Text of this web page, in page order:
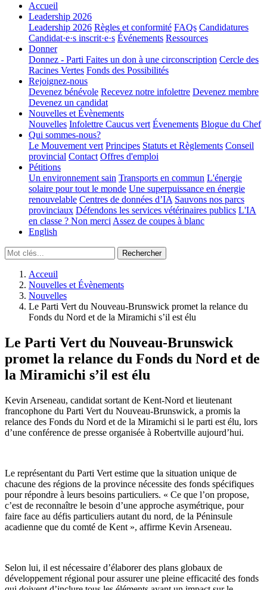
Accueil
Leadership 2026
Leadership 2026 Règles et conformité FAQs Candidatures
Candidat·e·s inscrit·e·s Événements Ressources
Donner
Donnez - Parti Faites un don à une circonscription Cercle des
Racines Vertes Fonds des Possibilités
Rejoignez-nous
Devenez bénévole Recevez notre infolettre Devenez membre
Devenez un candidat
Nouvelles et Évènements
Nouvelles Infolettre Caucus vert Évenements Blogue du Chef
Qui sommes-nous?
Le Mouvement vert Principes Statuts et Règlements Conseil
provincial Contact Offres d'emploi
Pétitions
Un environnement sain Transports en commun L'énergie
solaire pour tout le monde Une superpuissance en énergie
renouvelable Centres de données d’IA Sauvons nos parcs
provinciaux Défendons les services vétérinaires publics L'IA
en classe ? Non merci Assez de coupes à blanc
English
Acceuil
Nouvelles et Évènements
Nouvelles
Le Parti Vert du Nouveau-Brunswick promet la relance du
Fonds du Nord et de la Miramichi s’il est élu
Le Parti Vert du Nouveau-Brunswick
promet la relance du Fonds du Nord et de
la Miramichi s’il est élu
Kevin Arseneau, candidat sortant de Kent-Nord et lieutenant
francophone du Parti Vert du Nouveau-Brunswick, a promis la
relance des Fonds du Nord et de la Miramichi si le parti est élu, lors
d’une conférence de presse organisée à Robertville aujourd’hui.
Le représentant du Parti Vert estime que la situation unique de
chacune des régions de la province nécessite des fonds spécifiques
pour répondre à leurs besoins particuliers. « Ce que l’on propose,
c’est de reconnaître le besoin d’une approche asymétrique, pour
faire face au défis particuliers autant du nord, de la Péninsule
acadienne que du comté de Kent », affirme Kevin Arseneau.
Selon lui, il est nécessaire d’élaborer des plans globaux de
développement régional pour assurer une pleine efficacité des fonds